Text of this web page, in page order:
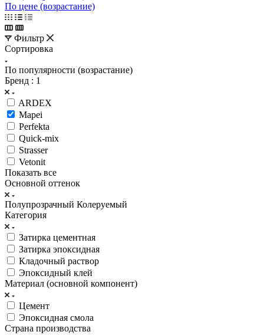
По цене (возрастание)
Фильтр
Сортировка
По популярности (возрастание)
Бренд : 1
ARDEX
Mapei
Perfekta
Quick-mix
Strasser
Vetonit
Показать все
Основной оттенок
Полупрозрачный Колеруемый
Категория
Затирка цементная
Затирка эпоксидная
Кладочный раствор
Эпоксидный клей
Материал (основной компонент)
Цемент
Эпоксидная смола
Страна производства